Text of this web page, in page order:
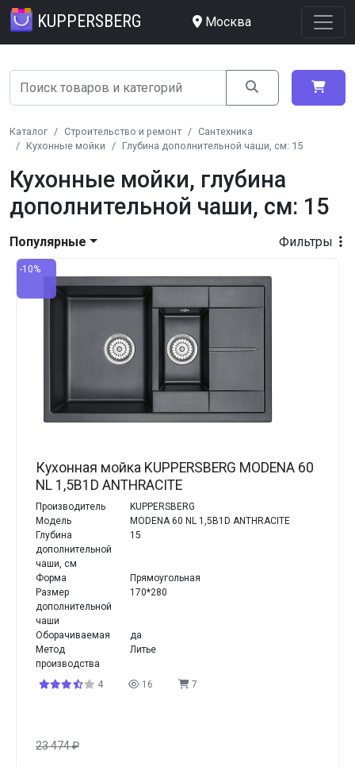
KUPPERSBERG Москва
Каталог Строительство и ремонт
Сантехника
Кухонные мойки
Глубина дополнительной чаши, см: 15
Кухонные мойки, глубина
дополнительной чаши, см: 15
Фильтры
Популярные
-10%
Кухонная мойка KUPPERSBERG MODENA 60
NL 1,5B1D ANTHRACITE
Производитель
KUPPERSBERG
Модель
MODENA 60 NL 1,5B1D ANTHRACITE
Глубина
дополнительной
чаши, см
15
Форма
Прямоугольная
Размер
дополнительной
чаши
170*280
Оборачиваемая
да
Метод
производства
Литье
4 16 7
23 474₽